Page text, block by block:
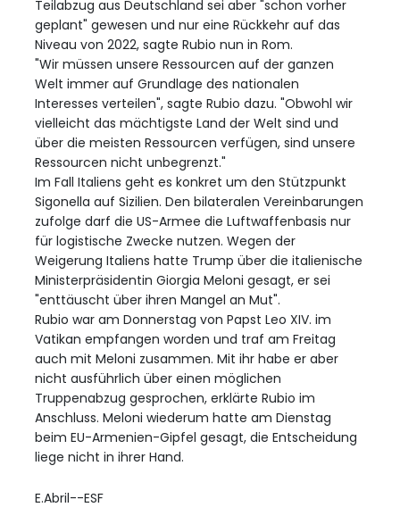
Teilabzug aus Deutschland sei aber "schon vorher
geplant" gewesen und nur eine Rückkehr auf das
Niveau von 2022, sagte Rubio nun in Rom.
"Wir müssen unsere Ressourcen auf der ganzen
Welt immer auf Grundlage des nationalen
Interesses verteilen", sagte Rubio dazu. "Obwohl wir
vielleicht das mächtigste Land der Welt sind und
über die meisten Ressourcen verfügen, sind unsere
Ressourcen nicht unbegrenzt."
Im Fall Italiens geht es konkret um den Stützpunkt
Sigonella auf Sizilien. Den bilateralen Vereinbarungen
zufolge darf die US-Armee die Luftwaffenbasis nur
für logistische Zwecke nutzen. Wegen der
Weigerung Italiens hatte Trump über die italienische
Ministerpräsidentin Giorgia Meloni gesagt, er sei
"enttäuscht über ihren Mangel an Mut".
Rubio war am Donnerstag von Papst Leo XIV. im
Vatikan empfangen worden und traf am Freitag
auch mit Meloni zusammen. Mit ihr habe er aber
nicht ausführlich über einen möglichen
Truppenabzug gesprochen, erklärte Rubio im
Anschluss. Meloni wiederum hatte am Dienstag
beim EU-Armenien-Gipfel gesagt, die Entscheidung
liege nicht in ihrer Hand.
E.Abril--ESF